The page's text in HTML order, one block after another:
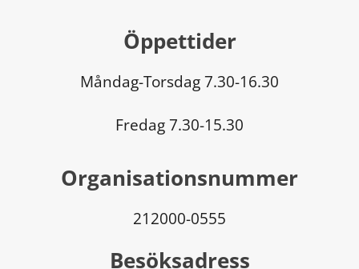
Öppettider
Måndag-Torsdag 7.30-16.30
Fredag 7.30-15.30
Organisationsnummer
212000-0555
Besöksadress